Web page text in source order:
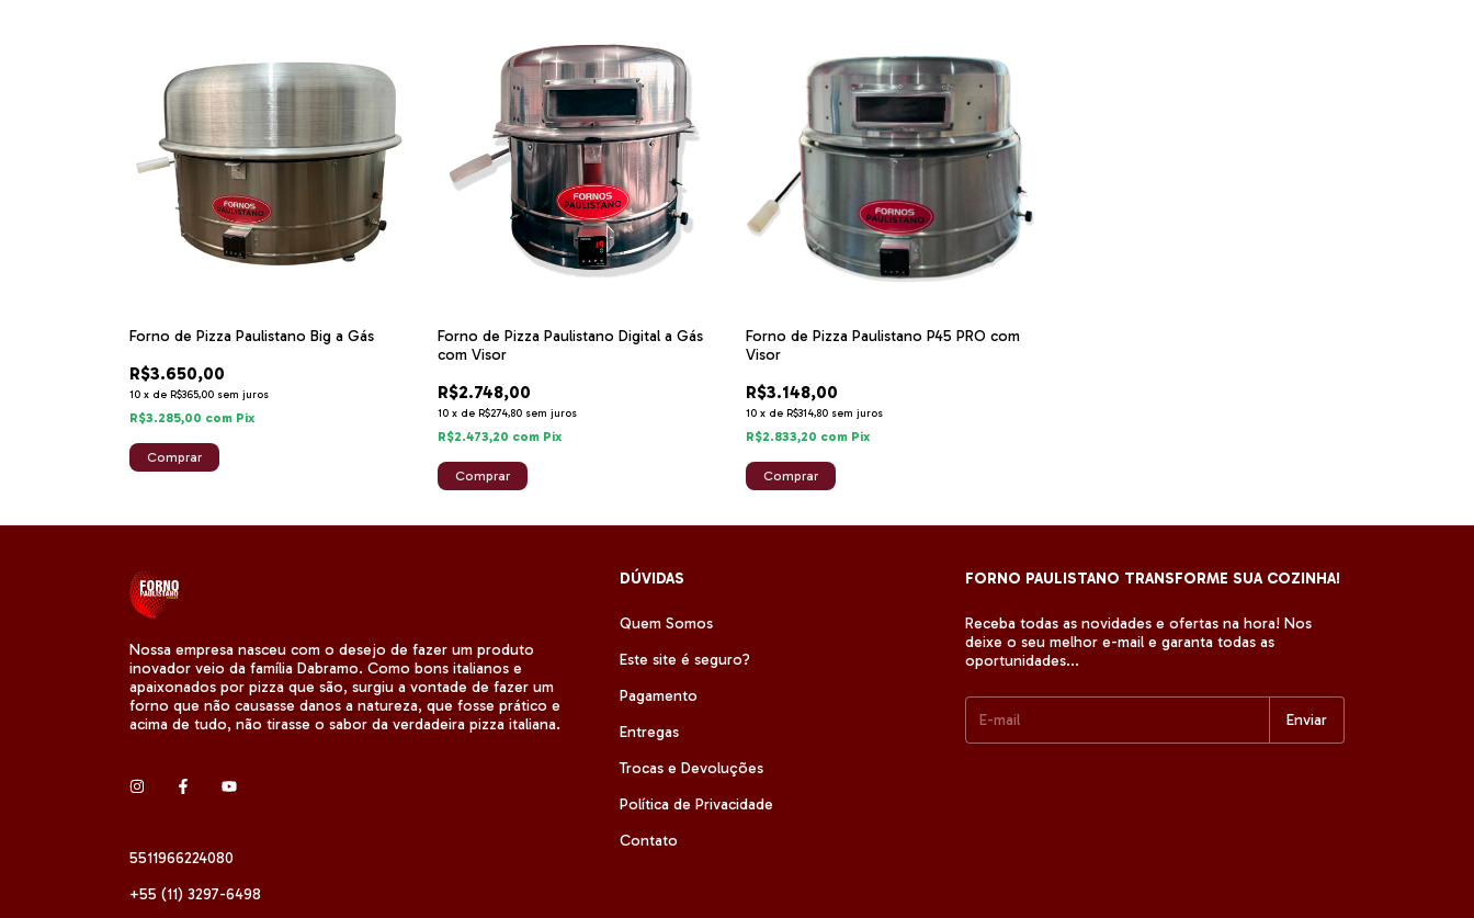
Forno de Pizza Paulistano Big a Gás
R$3.650,00
10 x de R$365,00 sem juros
R$3.285,00 com Pix
Forno de Pizza Paulistano Digital a Gás
com Visor
R$2.748,00
10 x de R$274,80 sem juros
R$2.473,20 com Pix
Forno de Pizza Paulistano P45 PRO com
Visor
R$3.148,00
10 x de R$314,80 sem juros
R$2.833,20 com Pix
Nossa empresa nasceu com o desejo de fazer um produto
inovador veio da família Dabramo. Como bons italianos e
apaixonados por pizza que são, surgiu a vontade de fazer um
forno que não causasse danos a natureza, que fosse prático e
acima de tudo, não tirasse o sabor da verdadeira pizza italiana.
5511966224080
+55 (11) 3297-6498
DÚVIDAS
Quem Somos
Este site é seguro?
Pagamento
Entregas
Trocas e Devoluções
Política de Privacidade
Contato
FORNO PAULISTANO TRANSFORME SUA COZINHA!
Receba todas as novidades e ofertas na hora! Nos
deixe o seu melhor e-mail e garanta todas as
oportunidades...